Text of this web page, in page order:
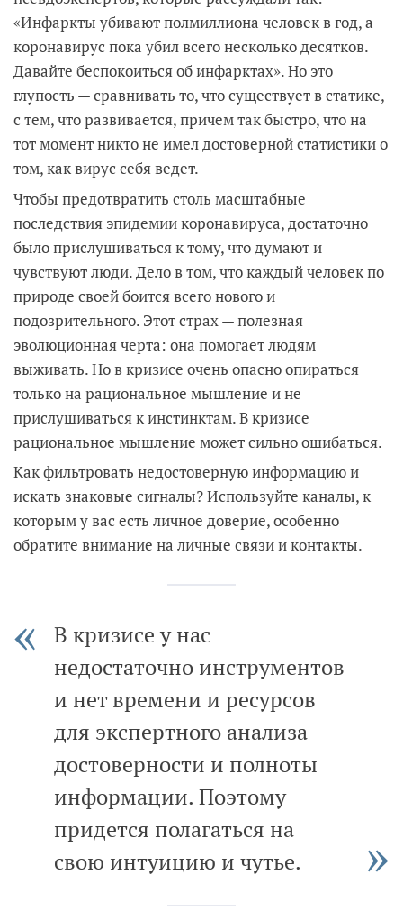
«Инфаркты убивают полмиллиона человек в год, а
коронавирус пока убил всего несколько десятков.
Давайте беспокоиться об инфарктах». Но это
глупость — сравнивать то, что существует в статике,
с тем, что развивается, причем так быстро, что на
тот момент никто не имел достоверной статистики о
том, как вирус себя ведет.
Чтобы предотвратить столь масштабные
последствия эпидемии коронавируса, достаточно
было прислушиваться к тому, что думают и
чувствуют люди. Дело в том, что каждый человек по
природе своей боится всего нового и
подозрительного. Этот страх — полезная
эволюционная черта: она помогает людям
выживать. Но в кризисе очень опасно опираться
только на рациональное мышление и не
прислушиваться к инстинктам. В кризисе
рациональное мышление может сильно ошибаться.
Как фильтровать недостоверную информацию и
искать знаковые сигналы? Используйте каналы, к
которым у вас есть личное доверие, особенно
обратите внимание на личные связи и контакты.
В кризисе у нас
недостаточно инструментов
и нет времени и ресурсов
для экспертного анализа
достоверности и полноты
информации. Поэтому
придется полагаться на
свою интуицию и чутье.